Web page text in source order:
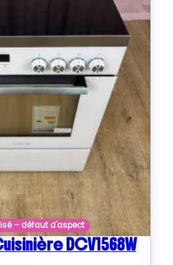
– défaut d'aspect
DCV1568W